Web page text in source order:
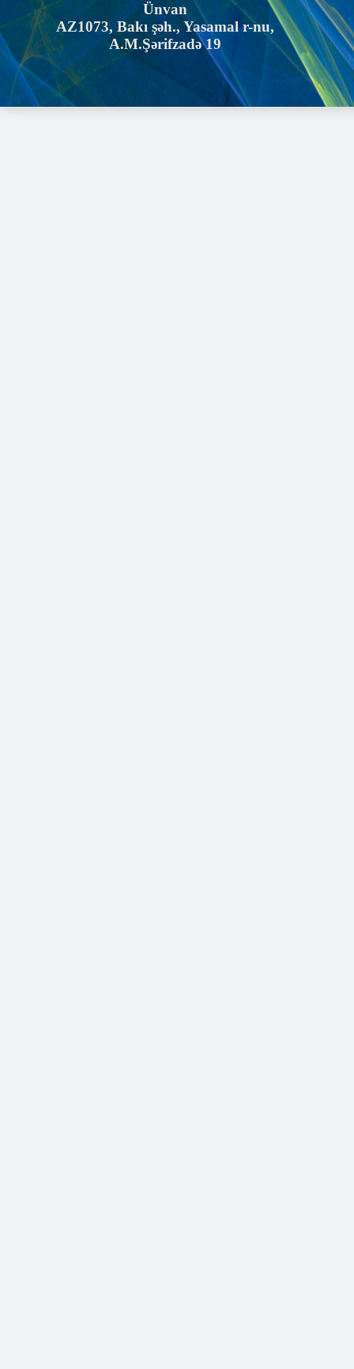
Ünvan
AZ1073, Bakı şəh., Yasamal r-nu,
A.M.Şərifzadə 19